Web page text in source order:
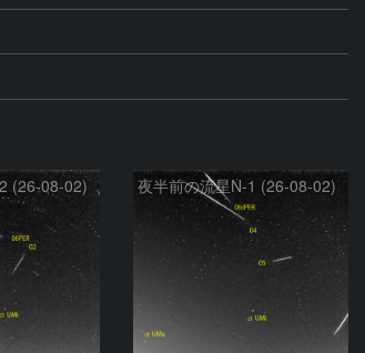
(26-08-02) 夜半前の流星N-1 (26-08-02)